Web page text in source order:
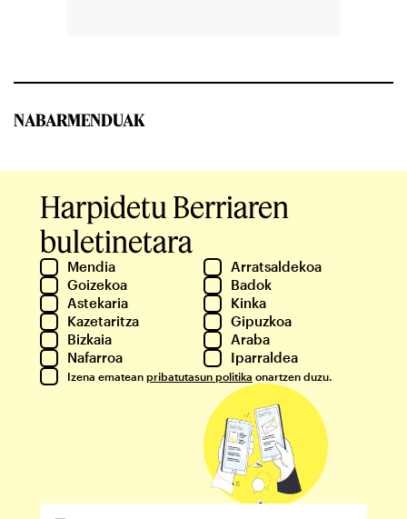
NABARMENDUAK
Harpidetu Berriaren
buletinetara
Mendia
Arratsaldekoa
Goizekoa
Badok
Astekaria
Kinka
Kazetaritza
Gipuzkoa
Bizkaia
Araba
Nafarroa
Iparraldea
Izena ematean pribatutasun politika onartzen duzu.